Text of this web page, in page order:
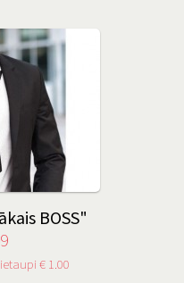
BOSS"
ietaupi € 1.00